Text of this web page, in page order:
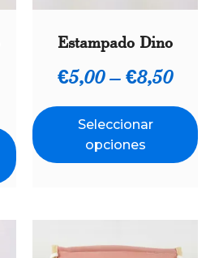
Estampado Dino
€5,00– €8,50
Seleccionar
opciones